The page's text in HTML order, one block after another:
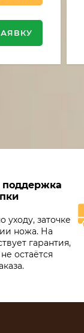
поддержка
уходу, заточке
ножа. На
гарантия,
остаётся